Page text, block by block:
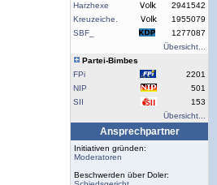
Harzhexe
2941542
Kreuzeiche.
1955079
SBF_
1277087
Übersicht...
Partei-Bimbes
FPi
2201
NIP
501
SII
153
Übersicht...
Ansprechpartner
Initiativen gründen:
Moderatoren
Beschwerden über Doler: